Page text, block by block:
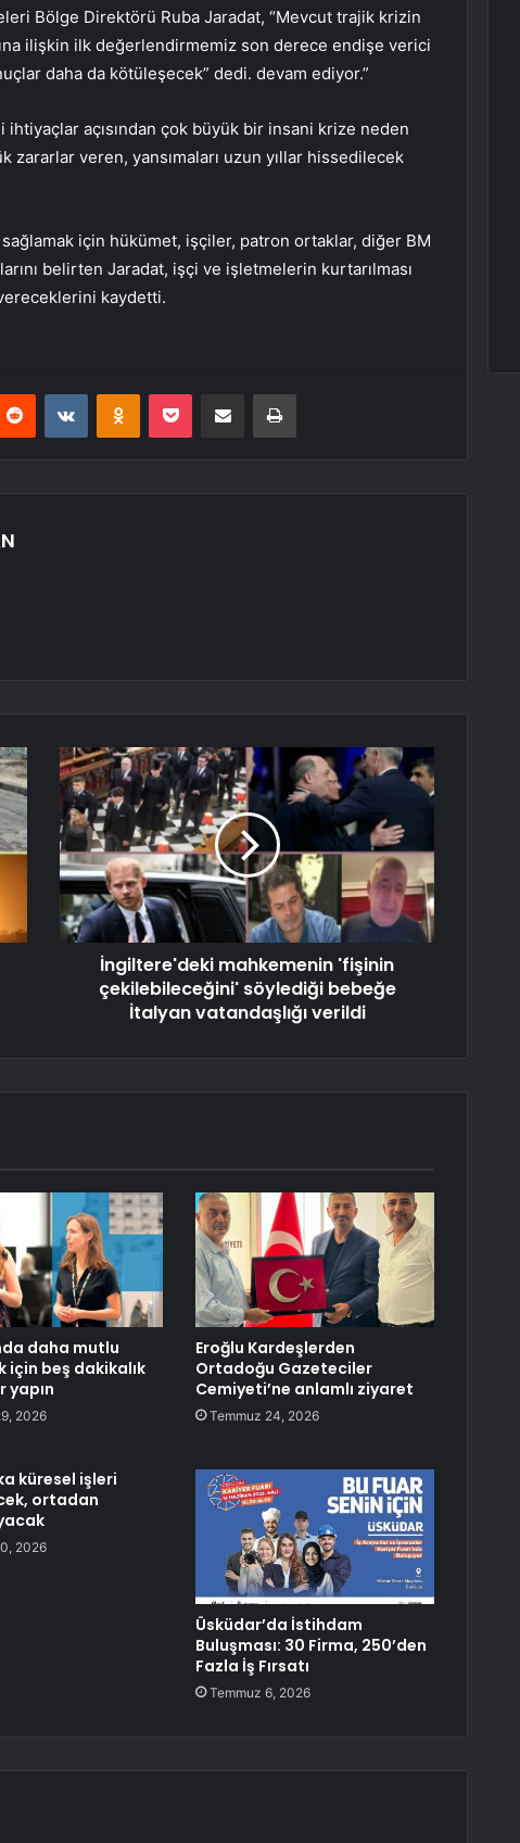
Bölge Direktörü Ruba Jaradat, “Mevcut trajik krizin
ilişkin ilk değerlendirmemiz son derece endişe verici
daha da kötüleşecek” dedi. devam ediyor.”
ihtiyaçlar açısından çok büyük bir insani krize neden
veren, yansımaları uzun yıllar hissedilecek
için hükümet, işçiler, patron ortaklar, diğer BM
belirten Jaradat, işçi ve işletmelerin kurtarılması
kaydetti.
Reddit VKontakteOdnoklassniki
Pocket E-Posta ile paylaş Yazdır
İngiltere'deki mahkemenin 'fişinin
çekilebileceğini' söylediği bebeğe
İtalyan vatandaşlığı verildi
daha mutlu
için beş dakikalık
yapın
2026
Eroğlu Kardeşlerden
Ortadoğu Gazeteciler
Cemiyeti’ne anlamlı ziyaret
Temmuz 24, 2026
küresel işleri
ortadan
2026
Üsküdar’da İstihdam
Buluşması: 30 Firma, 250’den
Fazla İş Fırsatı
Temmuz 6, 2026